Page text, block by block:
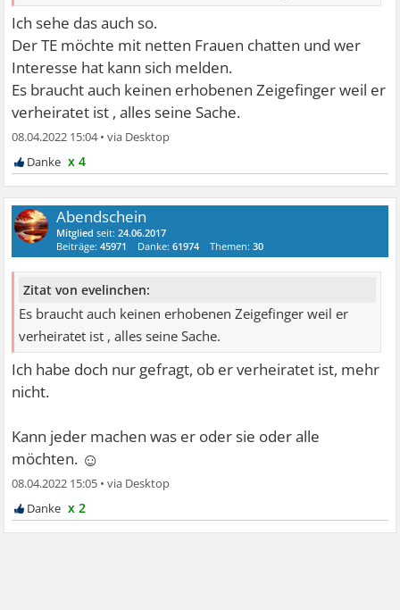
Ich sehe das auch so.
Der TE möchte mit netten Frauen chatten und wer
Interesse hat kann sich melden.
Es braucht auch keinen erhobenen Zeigefinger weil er
verheiratet ist , alles seine Sache.
08.04.2022 15:04•
x 4
Abendschein
Mitglied seit:24.06.2017
Beiträge:45971 Danke:61974 Themen:30
Zitat von evelinchen:
Es braucht auch keinen erhobenen Zeigefinger weil er
verheiratet ist , alles seine Sache.
Ich habe doch nur gefragt, ob er verheiratet ist, mehr
nicht.
Kann jeder machen was er oder sie oder alle
möchten. ☺
08.04.2022 15:05 •
x 2